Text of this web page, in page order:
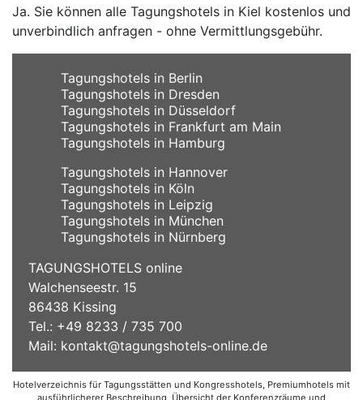
Ja. Sie können alle Tagungshotels in Kiel kostenlos und
unverbindlich anfragen - ohne Vermittlungsgebühr.
Tagungshotels in Berlin
Tagungshotels in Dresden
Tagungshotels in Düsseldorf
Tagungshotels in Frankfurt am Main
Tagungshotels in Hamburg
Tagungshotels in Hannover
Tagungshotels in Köln
Tagungshotels in Leipzig
Tagungshotels in München
Tagungshotels in Nürnberg
TAGUNGSHOTELS online
Walchenseestr. 15
86438 Kissing
Tel.: +49 8233 / 735 700
Mail: kontakt@tagungshotels-online.de
Hotelverzeichnis für Tagungsstätten und Kongresshotels, Premiumhotels mit
ausführlicherer Beschreibung, Übersicht der Konferenzräume und